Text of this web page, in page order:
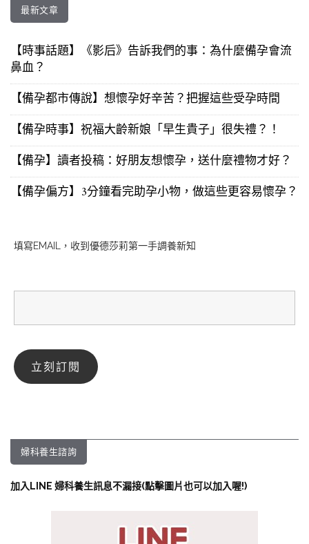
最新文章
【時事話題】《影后》告訴我們的事：為什麼備孕會流
鼻血？
【備孕都市傳說】想懷孕好辛苦？把握這些受孕時間
【備孕時事】祝福大齡新娘「早生貴子」很失禮？！
【備孕】讀者投稿：好朋友想懷孕，送什麼禮物才好？
【備孕偏方】3分鐘看完助孕小物，做這些更容易懷孕？
填寫EMAIL，收到優德莎莉第一手調養新知
婦科養生諮詢
加入LINE 婦科養生訊息不漏接(點擊圖片也可以加入喔!)